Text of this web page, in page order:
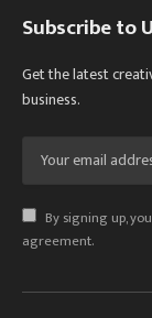
Subscribe to
Get the latest
business.
By signing up,
agreement.